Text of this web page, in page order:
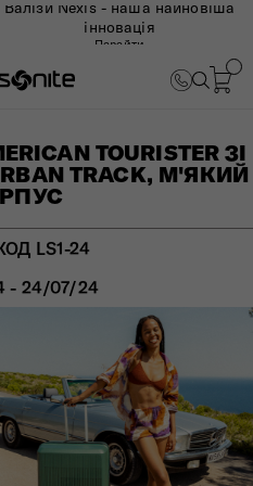
Валізи Nexis - наша найновіша
інновація
Перейти
TOURISTER ЗІ
TRACK, М'ЯКИЙ
LS1-24
- 24/07/24